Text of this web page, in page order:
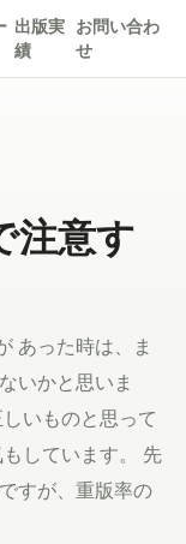
出版実
績
お問い合わ
せ
注意す
あった時は、ま
いかと思いま
いものと思って
しています。 先
すが、重版率の